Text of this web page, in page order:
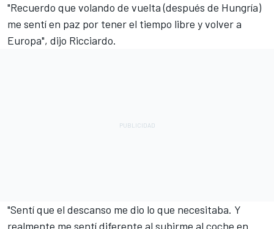
"Recuerdo que volando de vuelta (después de Hungría)
me sentí en paz por tener el tiempo libre y volver a
Europa", dijo Ricciardo.
"Sentí que el descanso me dio lo que necesitaba. Y
realmente me sentí diferente al subirme al coche en